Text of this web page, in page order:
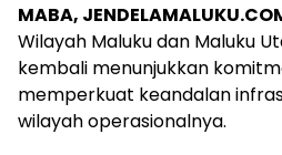
MABA,
Wilayah Maluku dan Maluku
kembali menunjukkan
memperkuat keandalan
wilayah operasionalnya.